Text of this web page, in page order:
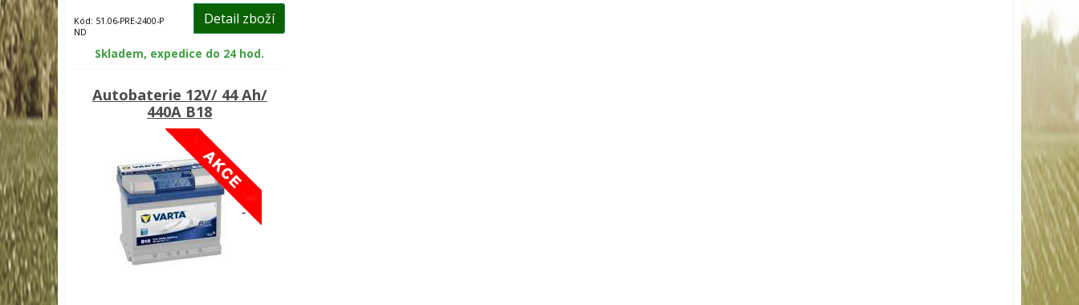
Kód: 51.06-PRE-2400-P
ND
Detail zboží
Skladem, expedice do 24 hod.
Autobaterie 12V/ 44 Ah/
440A B18